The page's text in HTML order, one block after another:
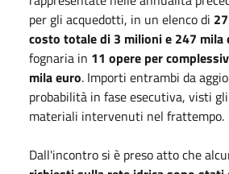
per gli acquedotti, in un elenco di
costo totale di 3 milioni e 247 mila
fognaria in 11 opere per
mila euro. Importi entrambi da
probabilità in fase esecutiva, visti
materiali intervenuti nel frattempo.
Dall'incontro si è preso atto che